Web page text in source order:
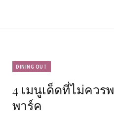
DINING OUT
4 เมนูเด็ดที่ไม่ควร
พาร์ค